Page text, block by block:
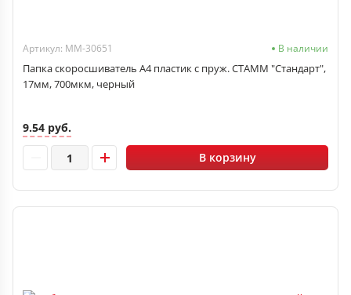
Артикул: ММ-30651 В наличии
Папка скоросшиватель А4 пластик с пруж. СТАММ "Стандарт",
17мм, 700мкм, черный
9.54 руб.
В корзину